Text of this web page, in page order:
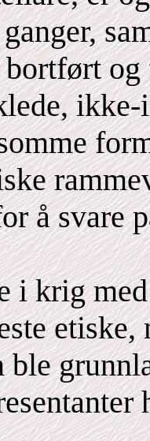
bortført
å svare
i krig
ble